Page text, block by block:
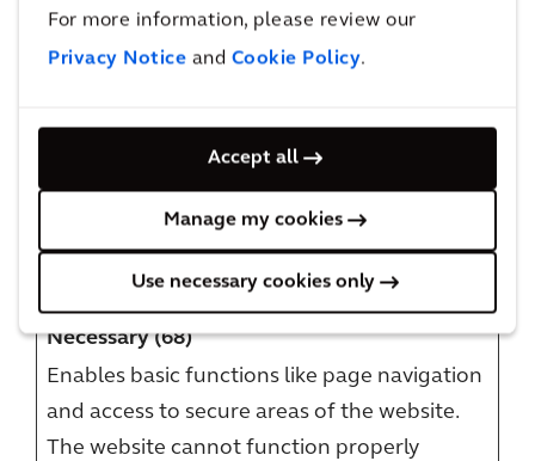
For more information, please review our
Privacy Notice and Cookie Policy.
Accept all
Manage my cookies
Use necessary cookies only
domains: annualreport.arcadis.com,
careers.arcadis.com, connect.arcadis.com,
Your current state: Deny.
Change your consent
31/07/2026 byCookiebot:
Necessary (68)
Enables basic functions like page navigation
and access to secure areas of the website.
The website cannot function properly